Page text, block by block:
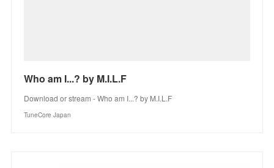
Who am I...? by M.I.L.F
Download or stream - Who am I...? by M.I.L.F
TuneCore Japan